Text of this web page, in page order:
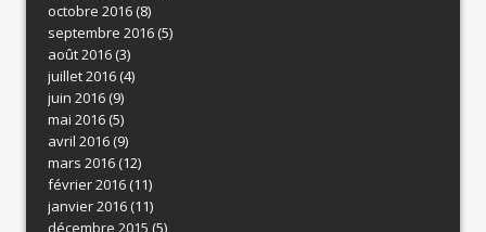
octobre 2016(8)
septembre 2016(5)
août 2016(3)
juillet 2016(4)
juin 2016(9)
mai 2016(5)
avril 2016(9)
mars 2016(12)
février 2016(11)
janvier 2016(11)
décembre 2015 (5)